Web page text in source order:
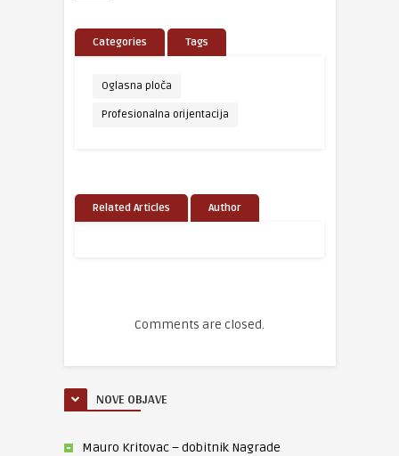
Categories Tags
Oglasna ploča
Profesionalna orijentacija
Related Articles Author
Comments are closed.
NOVE OBJAVE
Mauro Kritovac – dobitnik Nagrade